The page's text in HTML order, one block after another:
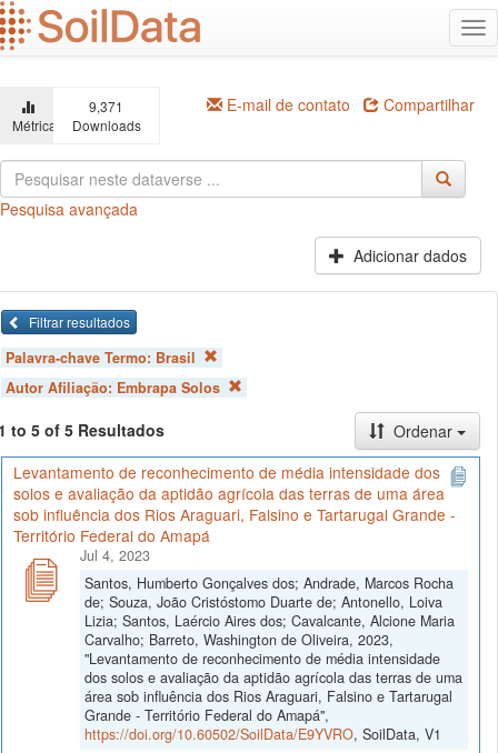
Ir
para
o
principal
Métricas
9,371
Downloads
E-mail de contato Compartilhar
Pesquisa avançada
Adicionar dados
Filtrar resultados
Palavra-chave Termo: Brasil
Autor Afiliação: Embrapa Solos
to 5 of 5 Resultados
Ordenar
Levantamento de reconhecimento de média intensidade dos
solos e avaliação da aptidão agrícola das terras de uma área
sob influência dos Rios Araguari, Falsino e Tartarugal Grande -
Território Federal do Amapá
Jul 4, 2023
Santos, Humberto Gonçalves dos; Andrade, Marcos Rocha
de; Souza, João Cristóstomo Duarte de; Antonello, Loiva
Lizia; Santos, Laércio Aires dos; Cavalcante, Alcione Maria
Carvalho; Barreto, Washington de Oliveira, 2023,
"Levantamento de reconhecimento de média intensidade
dos solos e avaliação da aptidão agrícola das terras de uma
área sob influência dos Rios Araguari, Falsino e Tartarugal
Grande - Território Federal do Amapá",
https://doi.org/10.60502/SoilData/E9YVRO, SoilData, V1